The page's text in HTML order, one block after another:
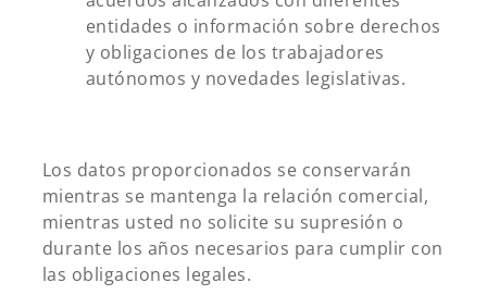
entidades o información sobre derechos
y obligaciones de los trabajadores
autónomos y novedades legislativas.
Los datos proporcionados se conservarán
mientras se mantenga la relación comercial,
mientras usted no solicite su supresión o
durante los años necesarios para cumplir con
las obligaciones legales.